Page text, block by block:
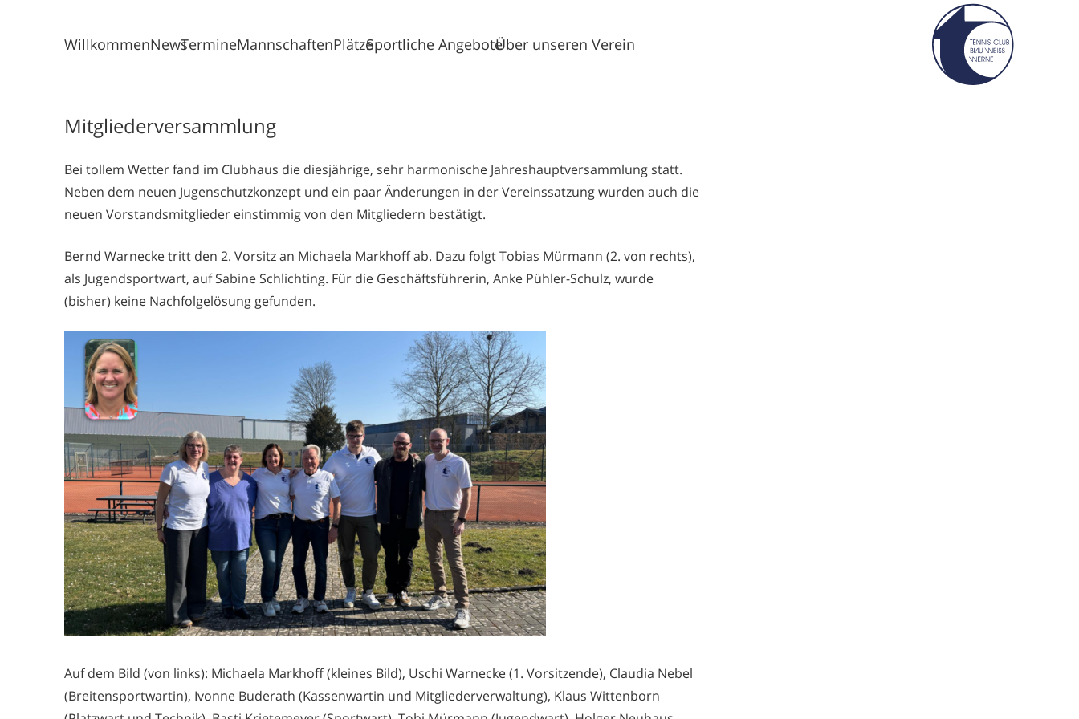
WillkommenNewsTermineMannschaftenPlätzeSportliche AngeboteÜber unseren Verein
Mitgliederversammlung
Bei tollem Wetter fand im Clubhaus die diesjährige, sehr harmonische Jahreshauptversammlung statt.
Neben dem neuen Jugenschutzkonzept und ein paar Änderungen in der Vereinssatzung wurden auch die
neuen Vorstandsmitglieder einstimmig von den Mitgliedern bestätigt.
Bernd Warnecke tritt den 2. Vorsitz an Michaela Markhoff ab. Dazu folgt Tobias Mürmann (2. von rechts),
als Jugendsportwart, auf Sabine Schlichting. Für die Geschäftsführerin, Anke Pühler-Schulz, wurde
(bisher) keine Nachfolgelösung gefunden.
Auf dem Bild (von links): Michaela Markhoff (kleines Bild), Uschi Warnecke (1. Vorsitzende), Claudia Nebel
(Breitensportwartin), Ivonne Buderath (Kassenwartin und Mitgliederverwaltung), Klaus Wittenborn